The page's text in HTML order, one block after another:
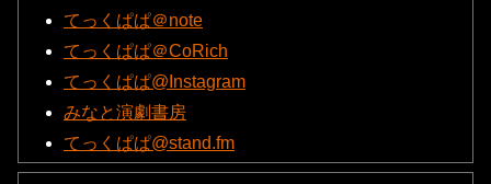
てっくぱぱ＠note
てっくぱぱ＠CoRich
てっくぱぱ@Instagram
みなと演劇書房
てっくぱぱ@stand.fm